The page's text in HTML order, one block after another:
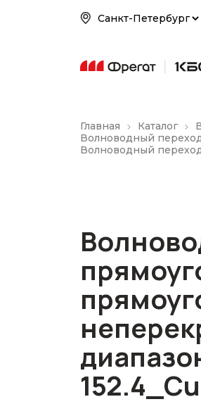
Главная Каталог
Волноводный
Волноводный
152.4_Cu